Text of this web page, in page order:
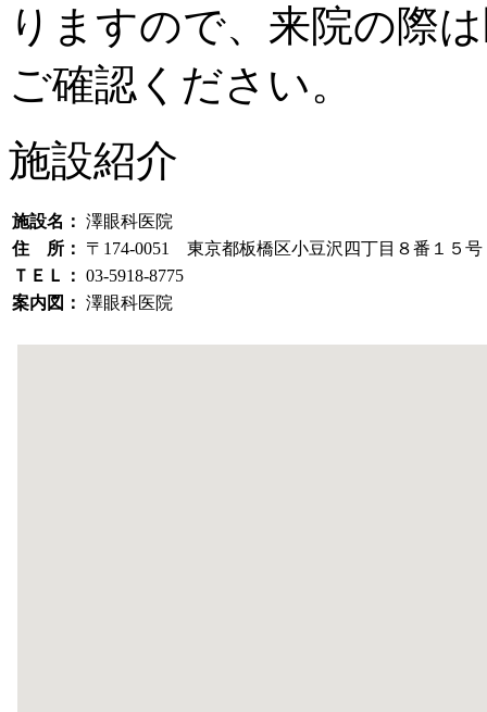
りますので、来院の際
ご確認ください。
施設紹介
施設名： 澤眼科医院
住 所：
〒174-0051 東京都板橋区小豆沢四丁目８番１５号
ＴＥＬ： 03-5918-8775
案内図： 澤眼科医院